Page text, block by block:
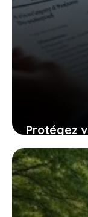
Protégez
guide
détails sur
5 août 2026